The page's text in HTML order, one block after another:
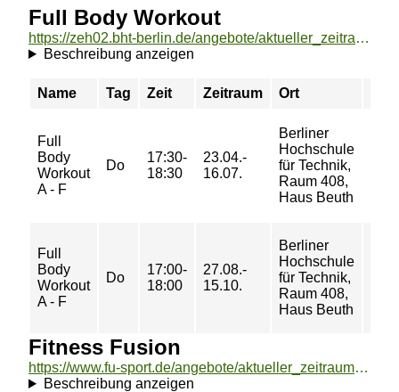
Full Body Workout
https://zeh02.bht-berlin.de/angebote/aktueller_zeitraum/_Full_Body_Workout.html
Beschreibung anzeigen
Name Tag Zeit Zeitraum Ort
Full
Body
Workout
A - F
Do
17:30-
18:30
23.04.-
16.07.
Berliner
Hochschule
für Technik,
Raum 408,
Haus Beuth
Full
Body
Workout
A - F
Do
17:00-
18:00
27.08.-
15.10.
Berliner
Hochschule
für Technik,
Raum 408,
Haus Beuth
Fitness Fusion
https://www.fu-sport.de/angebote/aktueller_zeitraum/_Fitness_Fusion.html
Beschreibung anzeigen